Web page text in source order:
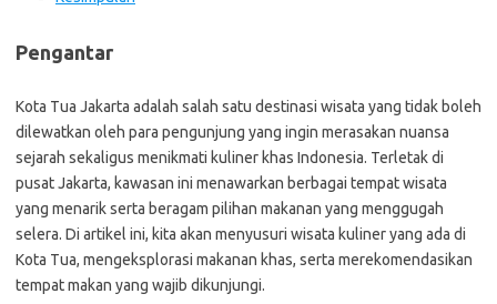
Pengantar
Kota Tua Jakarta adalah salah satu destinasi wisata yang tidak boleh
dilewatkan oleh para pengunjung yang ingin merasakan nuansa
sejarah sekaligus menikmati kuliner khas Indonesia. Terletak di
pusat Jakarta, kawasan ini menawarkan berbagai tempat wisata
yang menarik serta beragam pilihan makanan yang menggugah
selera. Di artikel ini, kita akan menyusuri wisata kuliner yang ada di
Kota Tua, mengeksplorasi makanan khas, serta merekomendasikan
tempat makan yang wajib dikunjungi.